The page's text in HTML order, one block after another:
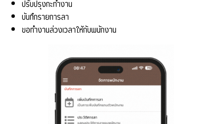
ปรับปรุงกะทำงาน
บันทึกรายการลา
ขอทำงานล่วงเวลาให้กับพนักงาน